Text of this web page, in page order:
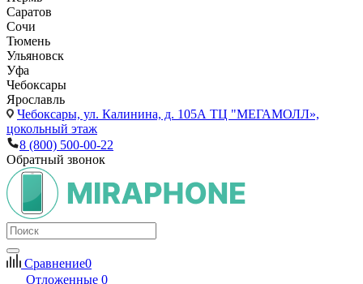
Саратов
Сочи
Тюмень
Ульяновск
Уфа
Чебоксары
Ярославль
Чебоксары, ул. Калинина, д. 105А ТЦ "МЕГАМОЛЛ»,
цокольный этаж
8 (800) 500-00-22
Обратный звонок
Сравнение0
Отложенные 0